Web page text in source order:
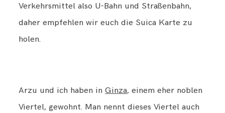
Verkehrsmittel also U-Bahn und Straßenbahn,
daher empfehlen wir euch die Suica Karte zu
holen.
Arzu und ich haben inGinza, einem eher noblen
Viertel, gewohnt. Man nennt dieses Viertel auch